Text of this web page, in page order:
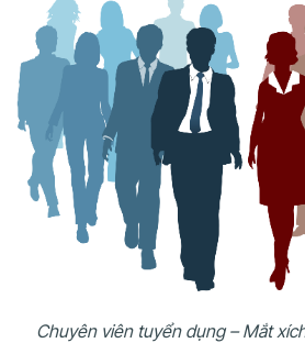
Chuyên viên tuyển dụng – Mắt